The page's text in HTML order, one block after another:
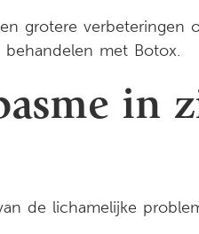
grotere verbeteringen
met Botox.
in
de lichamelijke